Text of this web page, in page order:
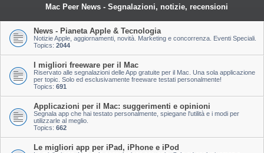
Mac Peer News - Segnalazioni, notizie, recensioni
News - Pianeta Apple & Tecnologia
Notizie Apple, aggiornamenti, novità. Marketing e concorrenza. Eventi Speciali.
Topics: 2044
I migliori freeware per il Mac
Riservato alle segnalazioni delle App gratuite per il Mac. Una sola applicazione
per topic. Solo ed esclusivamente freeware testati personalmente!
Topics: 691
Applicazioni per il Mac: suggerimenti e opinioni
Segnala app che hai testato personalmente, spiegane l'utilità e i modi per
utilizzarle al meglio.
Topics: 662
Le migliori app per iPad, iPhone e iPod